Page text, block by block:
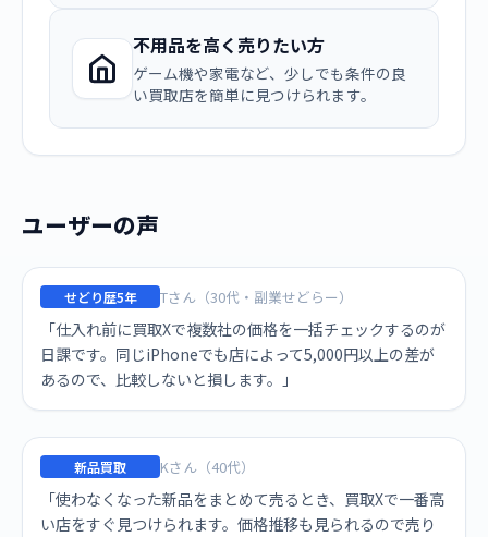
不用品を高く売りたい方
ゲーム機や家電など、少しでも条件の良
い買取店を簡単に見つけられます。
ユーザーの声
せどり歴5年 Tさん（30代・副業せどらー）
「仕入れ前に買取Xで複数社の価格を一括チェックするのが
日課です。同じiPhoneでも店によって5,000円以上の差が
あるので、比較しないと損します。」
新品買取 Kさん（40代）
「使わなくなった新品をまとめて売るとき、買取Xで一番高
い店をすぐ見つけられます。価格推移も見られるので売り